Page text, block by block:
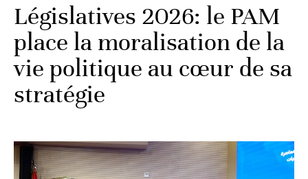
Législatives 2026: le PAM
place la moralisation de la
vie politique au cœur de sa
stratégie